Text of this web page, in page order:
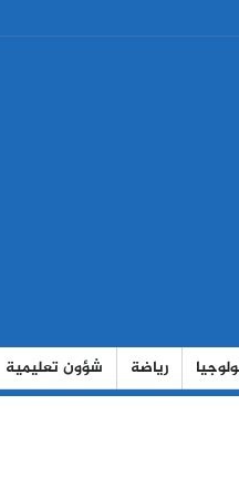
رياضة شؤون تعليمية